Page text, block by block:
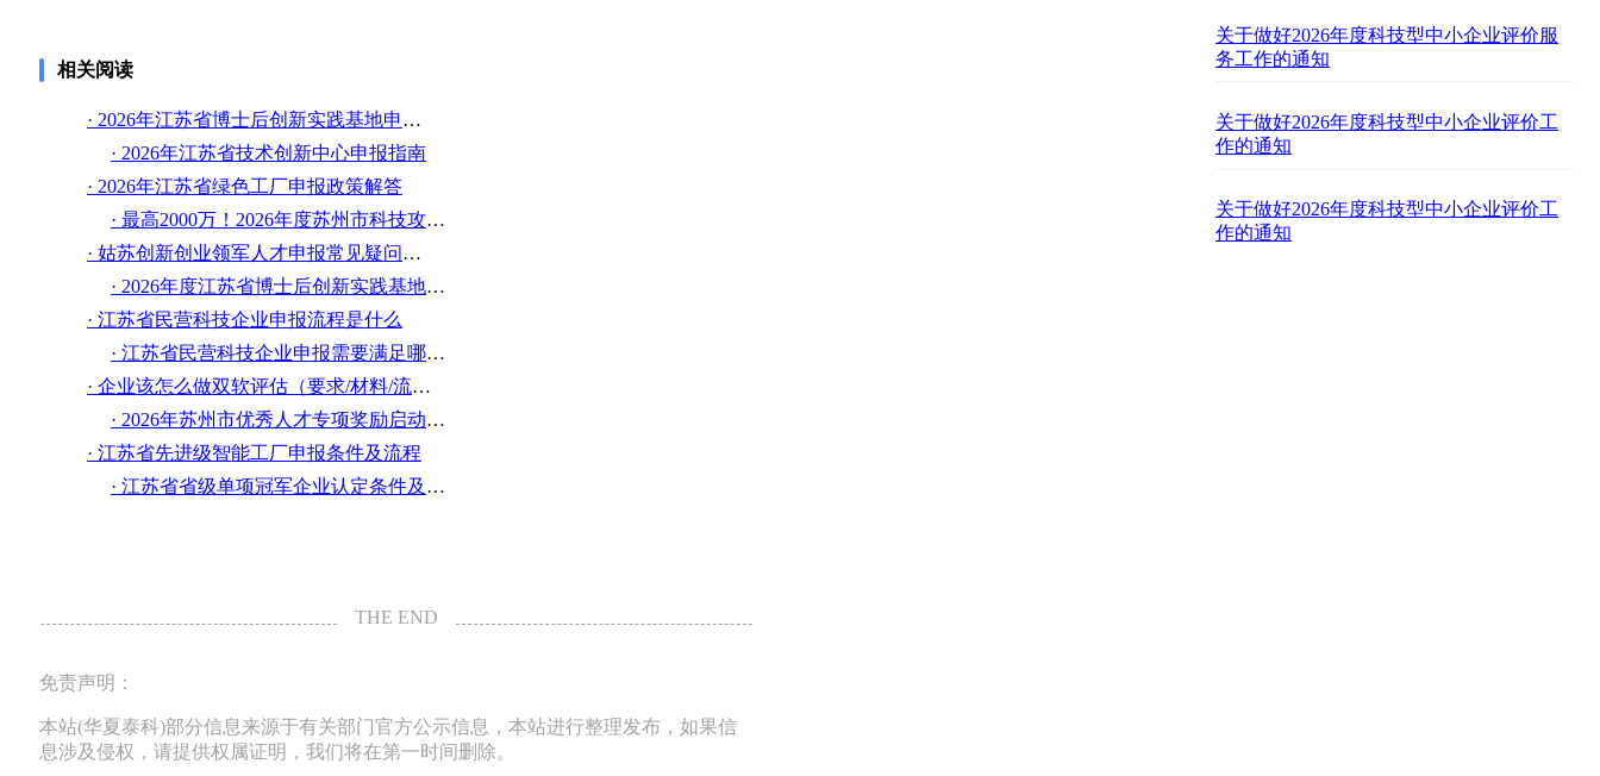
相关阅读
· 2026年江苏省博士后创新实践基地申请指南
· 2026年江苏省技术创新中心申报指南
· 2026年江苏省绿色工厂申报政策解答
· 最高2000万！2026年度苏州市科技攻关项目（关键核心技术攻关和重大科技成果转化）开始申报啦~
· 姑苏创新创业领军人才申报常见疑问解答
· 2026年度江苏省博士后创新实践基地申报指南
· 江苏省民营科技企业申报流程是什么
· 江苏省民营科技企业申报需要满足哪些条件
· 企业该怎么做双软评估（要求/材料/流程）？
· 2026年苏州市优秀人才专项奖励启动申报！
· 江苏省先进级智能工厂申报条件及流程
· 江苏省省级单项冠军企业认定条件及标准
THE END
免责声明：
本站(华夏泰科)部分信息来源于有关部门官方公示信息，本站进行整理发布，如果信
息涉及侵权，请提供权属证明，我们将在第一时间删除。
关于做好2026年度科技型中小企业评价服
务工作的通知
关于做好2026年度科技型中小企业评价工
作的通知
关于做好2026年度科技型中小企业评价工
作的通知